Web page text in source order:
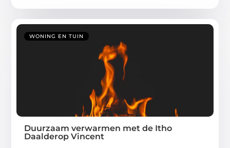
WONING EN TUIN
Duurzaam verwarmen met de Itho
Daalderop Vincent